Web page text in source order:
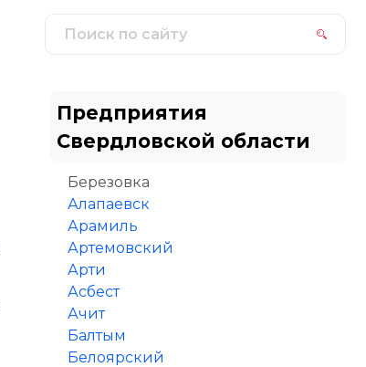
Предприятия
Свердловской области
Березовка
Алапаевск
Арамиль
Артемовский
Арти
Асбест
Ачит
Балтым
Белоярский